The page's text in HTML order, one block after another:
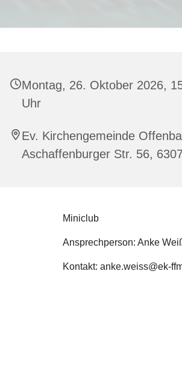
Montag, 26. Oktober 2026,
Uhr
Ev. Kirchengemeinde
Aschaffenburger Str. 56,
Miniclub
Ansprechperson: Anke
Kontakt: anke.weiss@ek-